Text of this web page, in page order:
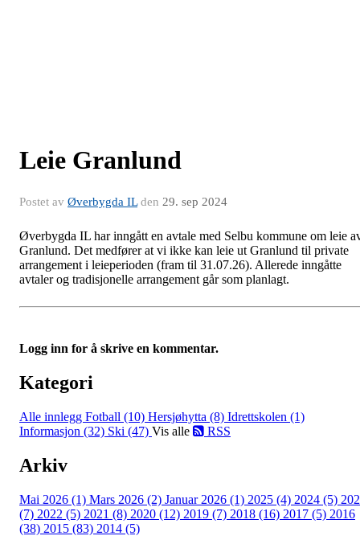
Leie Granlund
Postet av Øverbygda ILden 29. sep 2024
Øverbygda IL har inngått en avtale med Selbu kommune om leie
Granlund. Det medfører at vi ikke kan leie ut Granlund til private
arrangement i leieperioden (fram til 31.07.26). Allerede inngåtte
avtaler og tradisjonelle arrangement går som planlagt.
Logg inn for å skrive en kommentar.
Kategori
Alle innlegg Fotball (10) Hersjøhytta (8) Idrettskolen (1)
Informasjon (32) Ski (47) Vis alle RSS
Arkiv
Mai 2026 (1) Mars 2026 (2) Januar 2026 (1) 2025 (4) 2024 (5)
(7) 2022 (5) 2021 (8) 2020 (12) 2019 (7) 2018 (16) 2017 (5) 2016
(38) 2015 (83) 2014 (5)